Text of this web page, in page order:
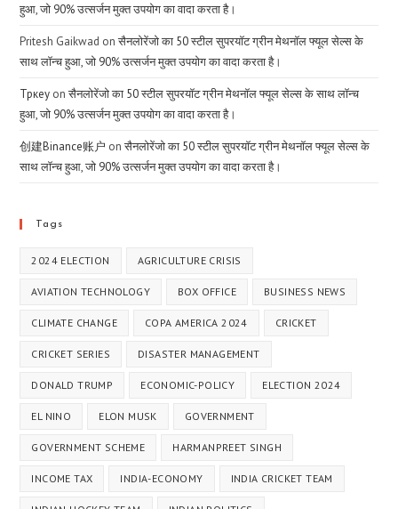
हुआ, जो 90% उत्सर्जन मुक्त उपयोग का वादा करता है।
Pritesh Gaikwad onसैनलोरेंजो का 50 स्टील सुपरयॉट ग्रीन मेथनॉल फ्यूल सेल्स के
साथ लॉन्च हुआ, जो 90% उत्सर्जन मुक्त उपयोग का वादा करता है।
Тркеу onसैनलोरेंजो का 50 स्टील सुपरयॉट ग्रीन मेथनॉल फ्यूल सेल्स के साथ लॉन्च
हुआ, जो 90% उत्सर्जन मुक्त उपयोग का वादा करता है।
创建Binance账户 onसैनलोरेंजो का 50 स्टील सुपरयॉट ग्रीन मेथनॉल फ्यूल सेल्स के
साथ लॉन्च हुआ, जो 90% उत्सर्जन मुक्त उपयोग का वादा करता है।
Tags
2024 ELECTION AGRICULTURE CRISIS
AVIATION TECHNOLOGY BOX OFFICE BUSINESS NEWS
CLIMATE CHANGE COPA AMERICA 2024 CRICKET
CRICKET SERIES DISASTER MANAGEMENT
DONALD TRUMP ECONOMIC-POLICY ELECTION 2024
EL NINO ELON MUSK GOVERNMENT
GOVERNMENT SCHEME HARMANPREET SINGH
INCOME TAX INDIA-ECONOMY INDIA CRICKET TEAM